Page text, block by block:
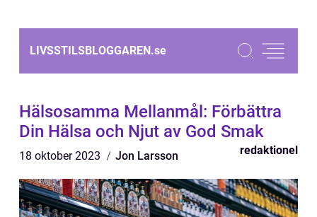
LIVSSTILSBLOGGAREN.se
Hälsosamma Mellanmål: Förbättra
Din Hälsa och Njut av God Smak
18 oktober 2023 Jon Larsson redaktionel